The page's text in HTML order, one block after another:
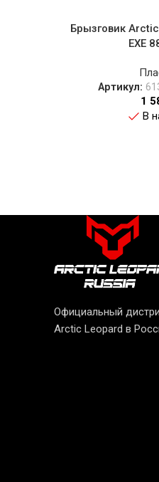
Брызговик
EXE
Артикул:
1
В
Официальный
Arctic Leopard в